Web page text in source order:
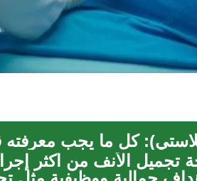
كل ما يجب معرفته
تجميل الأنف من أكثر